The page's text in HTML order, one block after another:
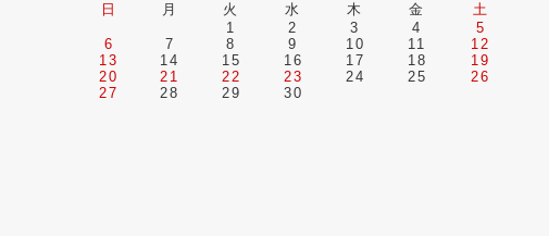
日 月 火 水 木 金
土
1
2 3 4
5
6
7 8 9 10 11
12
13
14 15 16 17 18
19
20
21 22 23 24 25
26
27
28 29 30